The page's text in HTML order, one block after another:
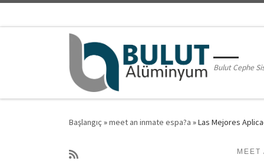
Bulut Cephe
Başlangıç »meet an inmate espa?a »Las Mejores
MEET